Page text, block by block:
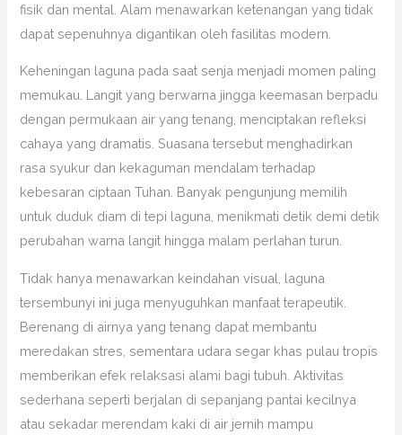
fisik dan mental. Alam menawarkan ketenangan yang tidak
dapat sepenuhnya digantikan oleh fasilitas modern.
Keheningan laguna pada saat senja menjadi momen paling
memukau. Langit yang berwarna jingga keemasan berpadu
dengan permukaan air yang tenang, menciptakan refleksi
cahaya yang dramatis. Suasana tersebut menghadirkan
rasa syukur dan kekaguman mendalam terhadap
kebesaran ciptaan Tuhan. Banyak pengunjung memilih
untuk duduk diam di tepi laguna, menikmati detik demi detik
perubahan warna langit hingga malam perlahan turun.
Tidak hanya menawarkan keindahan visual, laguna
tersembunyi ini juga menyuguhkan manfaat terapeutik.
Berenang di airnya yang tenang dapat membantu
meredakan stres, sementara udara segar khas pulau tropis
memberikan efek relaksasi alami bagi tubuh. Aktivitas
sederhana seperti berjalan di sepanjang pantai kecilnya
atau sekadar merendam kaki di air jernih mampu